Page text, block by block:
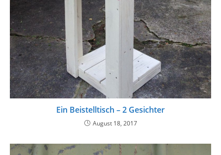
Ein Beistelltisch – 2 Gesichter
August 18, 2017